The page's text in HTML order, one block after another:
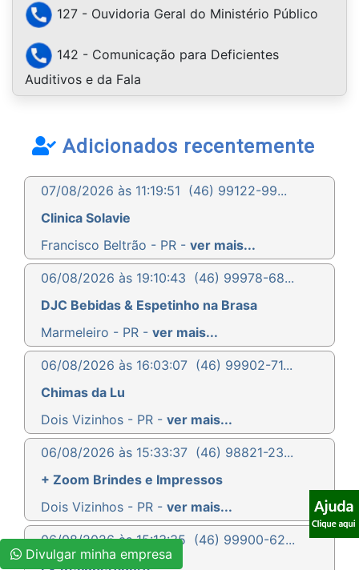
Divulgar minha empresa
127 - Ouvidoria Geral do Ministério Público
142 - Comunicação para Deficientes
Auditivos e da Fala
Adicionados recentemente
07/08/2026 às 11:19:51 (46) 99122-99...
Clinica Solavie
Francisco Beltrão - PR - ver mais...
06/08/2026 às 19:10:43 (46) 99978-68...
DJC Bebidas & Espetinho na Brasa
Marmeleiro - PR - ver mais...
06/08/2026 às 16:03:07 (46) 99902-71...
Chimas da Lu
Dois Vizinhos - PR - ver mais...
06/08/2026 às 15:33:37 (46) 98821-23...
+ Zoom Brindes e Impressos
Dois Vizinhos - PR - ver mais...
06/08/2026 às 15:13:35 (46) 99900-62...
LV Recuperadora